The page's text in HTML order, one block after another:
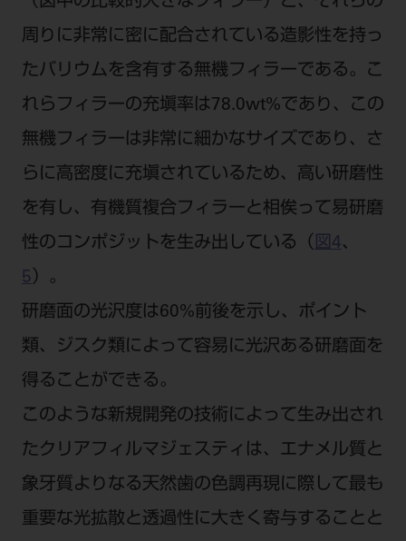
周りに非常に密に配合されている造影性を持っ
たバリウムを含有する無機フィラーである。こ
れらフィラーの充塡率は78.0wt%であり、この
無機フィラーは非常に細かなサイズであり、さ
らに高密度に充塡されているため、高い研磨性
を有し、有機質複合フィラーと相俟って易研磨
性のコンポジットを生み出している（ 図4、
5 ）。
研磨面の光沢度は60%前後を示し、ポイント
類、ジスク類によって容易に光沢ある研磨面を
得ることができる。
このような新規開発の技術によって生み出され
たクリアフィルマジェスティは、エナメル質と
象牙質よりなる天然歯の色調再現に際して最も
重要な光拡散と透過性に大きく寄与することと